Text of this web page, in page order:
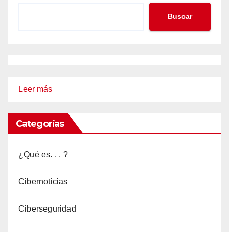
Buscar
Leer más:
Forense:
Conceptos
Categorías
¿Qué es. . . ?
Cibernoticias
Ciberseguridad